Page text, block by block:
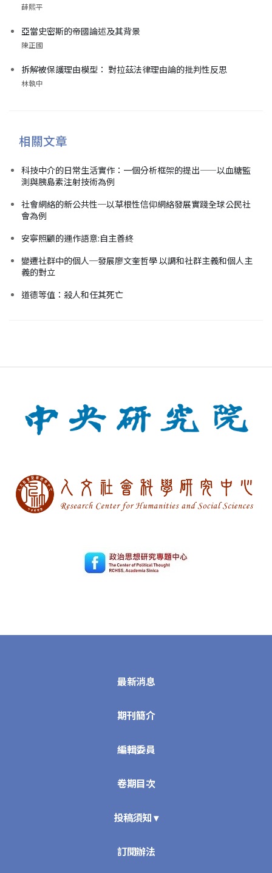
薛熙平
亞當史密斯的帝國論述及其背景
陳正國
拆解被保護理由模型： 對拉茲法律理由論的批判性反思
林執中
相關文章
科技中介的日常生活實作：一個分析框架的提出——以血糖監
測與胰島素注射技術為例
社會網絡的新公共性─以草根性信仰網絡發展實踐全球公民社
會為例
安寧照顧的運作語意:自主善終
變遷社群中的個人─發展廖文奎哲學 以調和社群主義和個人主
義的對立
道德等值：殺人和任其死亡
最新消息
期刊簡介
編輯委員
卷期目次
投稿須知 ▾
訂閱辦法